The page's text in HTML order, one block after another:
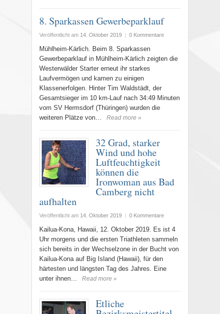
8. Sparkassen Gewerbeparklauf
Veröffentlicht am 14. Oktober 2019 | 0 Kommentare
Mühlheim-Kärlich. Beim 8. Sparkassen
Gewerbeparklauf in Mühlheim-Kärlich zeigten die
Westerwälder Starter erneut ihr starkes
Laufvermögen und kamen zu einigen
Klassenerfolgen. Hinter Tim Waldstädt, der
Gesamtsieger im 10 km-Lauf nach 34:49 Minuten
vom SV Hermsdorf (Thüringen) wurden die
weiteren Plätze von…
Read more »
32 Grad, starker
Wind und hohe
Luftfeuchtigkeit
können die
Ironwoman aus Bad
Camberg nicht
aufhalten
Veröffentlicht am 14. Oktober 2019 | 0 Kommentare
Kailua-Kona, Hawaii, 12. Oktober 2019. Es ist 4
Uhr morgens und die ersten Triathleten sammeln
sich bereits in der Wechselzone in der Bucht von
Kailua-Kona auf Big Island (Hawaii), für den
härtesten und längsten Tag des Jahres. Eine
unter ihnen…
Read more »
Etliche